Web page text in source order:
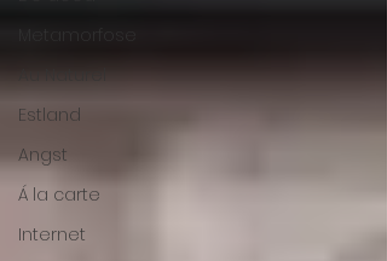
Au Naturel
Estland
Angst
Á la carte
Internet